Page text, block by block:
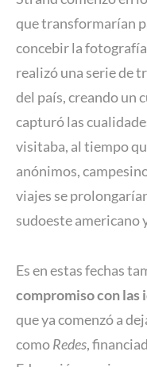
que transformarían
concebir la
realizó una serie de
del país, creando un
capturó las
visitaba, al tiempo
anónimos,
viajes se
sudoeste americano
Es en estas fechas
compromiso con las
que ya comenzó a
comoRedes,